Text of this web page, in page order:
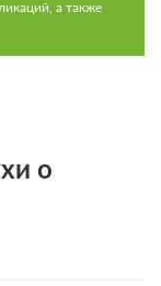
а также
о